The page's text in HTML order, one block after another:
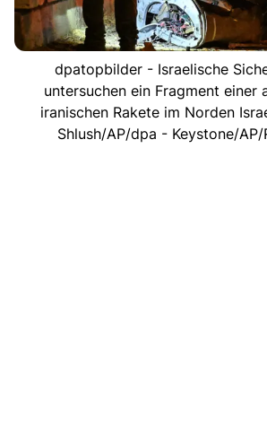
dpatopbilder - Israelische
untersuchen ein Fragment einer
iranischen Rakete im Norden
Shlush/AP/dpa - Keystone/AP/